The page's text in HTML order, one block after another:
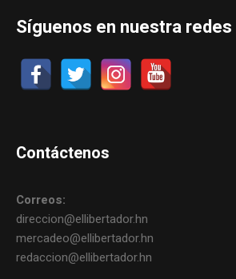
Síguenos en nuestra redes
Contáctenos
Correos:
direccion@ellibertador.hn
mercadeo@ellibertador.hn
redaccion@ellibertador.hn